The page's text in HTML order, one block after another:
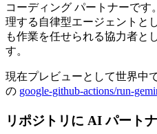
コーディング パートナーで
理する自律型エージェントと
も作業を任せられる協力者と
す。
現在プレビューとして世界中
の google-github-actions/run-
リポジトリに AI パート